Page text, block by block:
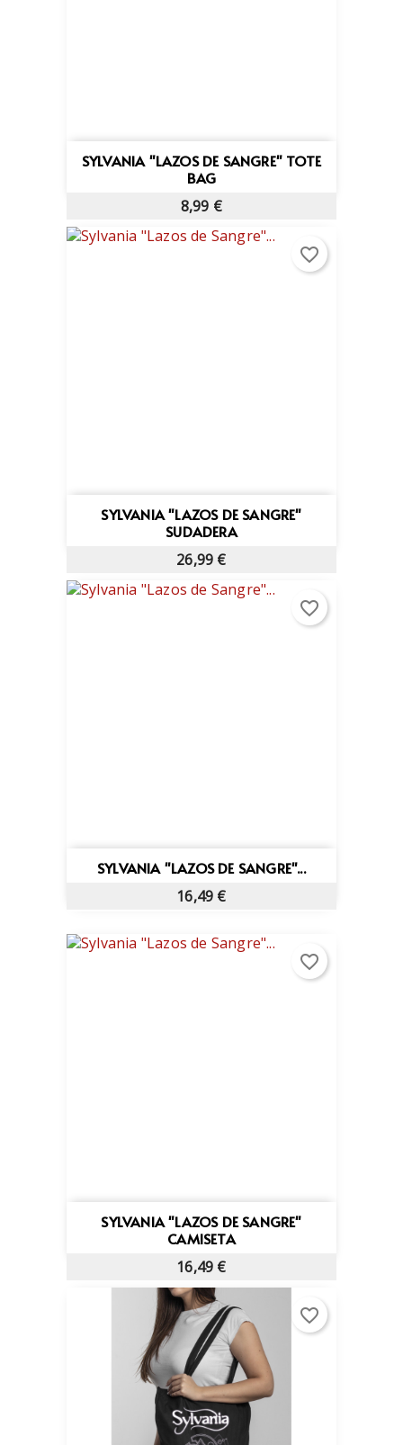
SYLVANIA "LAZOS DE SANGRE" TOTE
BAG
8,99 €
SYLVANIA "LAZOS DE SANGRE"
SUDADERA
26,99 €
favorite_border
SYLVANIA "LAZOS DE SANGRE"...
16,49 €
favorite_border
SYLVANIA "LAZOS DE SANGRE"
CAMISETA
16,49 €
favorite_border
favorite_border